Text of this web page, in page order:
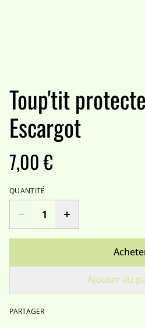
Toup'tit
Escargot
7,00 €
QUANTITÉ
Ajouter au
PARTAGER